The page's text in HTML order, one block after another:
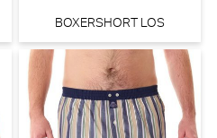
BOXERSHORT LOS